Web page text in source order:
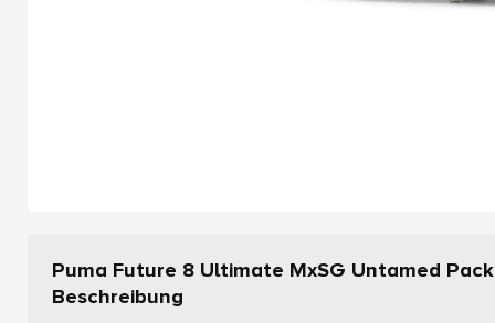
Puma Future 8 Ultimate MxSG Untamed
Beschreibung